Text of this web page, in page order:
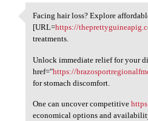
Facing hair loss? Explore
Facing hair loss? Explore
[URL=https://
treatments.
Unlock immediate relief for your
href="https://
for stomach discomfort.
One can uncover competitive
economical options and